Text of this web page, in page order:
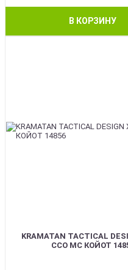
В КОРЗИНУ
KRAMATAN TACTICAL
ССО МС КОЙОТ